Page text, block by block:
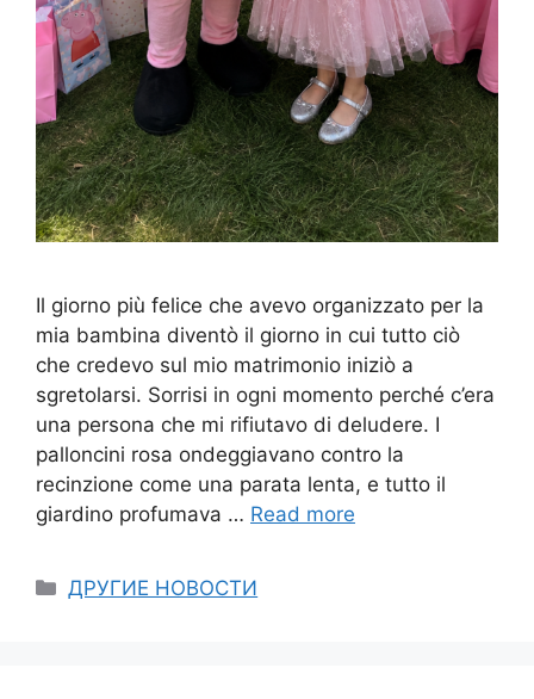
Il giorno più felice che avevo organizzato per la
mia bambina diventò il giorno in cui tutto ciò
che credevo sul mio matrimonio iniziò a
sgretolarsi. Sorrisi in ogni momento perché c’era
una persona che mi rifiutavo di deludere. I
palloncini rosa ondeggiavano contro la
recinzione come una parata lenta, e tutto il
giardino profumava … Read more
Categories
ДРУГИЕ НОВОСТИ